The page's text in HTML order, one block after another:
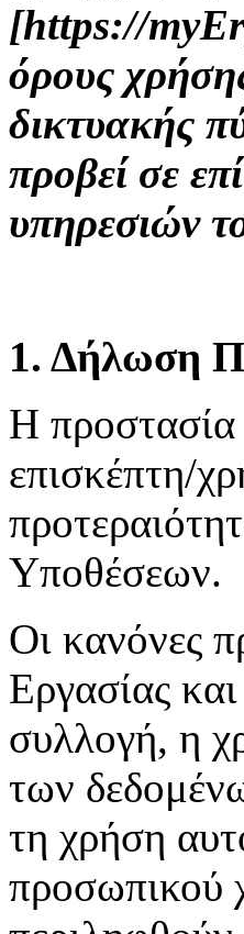
[https://
όρους
δικτυακής
προβεί σε
υπηρεσιών
1. Δήλωση
H
επισκέπτη/
Υποθέσεων.
Οι κανόνες
Εργασίας
συλλογή, η
των
τη χρήση
προσωπικού